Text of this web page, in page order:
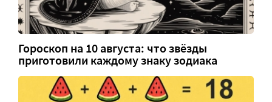
Гороскоп на 10 августа: что звёзды
приготовили каждому знаку зодиака